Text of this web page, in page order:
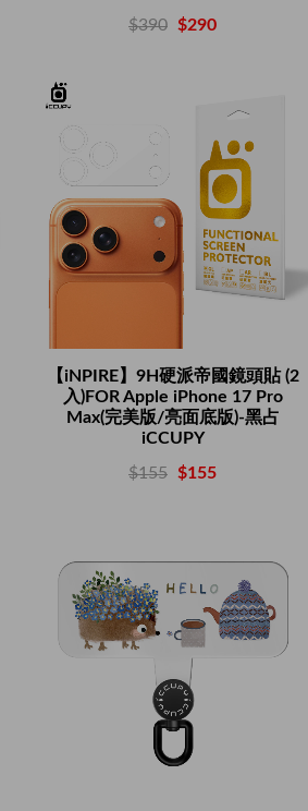
$390 $290
【iNPIRE】9H硬派帝國鏡頭貼 (2
入)FOR Apple iPhone 17 Pro
Max(完美版/亮面底版)-黑占
iCCUPY
$155 $155